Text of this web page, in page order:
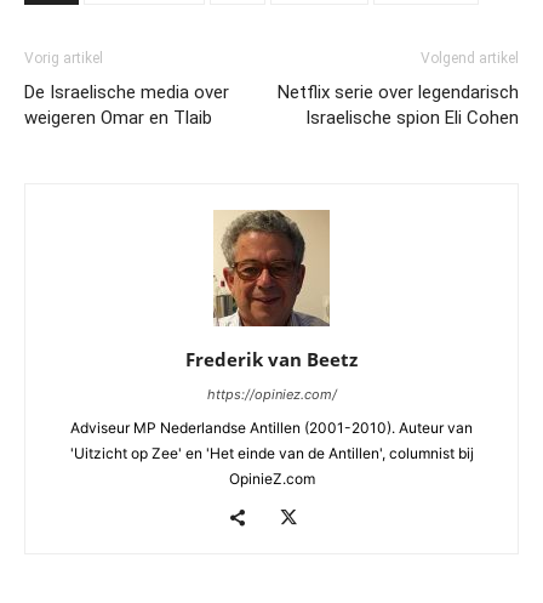
Vorig artikel
De Israelische media over
weigeren Omar en Tlaib
Volgend artikel
Netflix serie over legendarisch
Israelische spion Eli Cohen
Frederik van Beetz
https://opiniez.com/
Adviseur MP Nederlandse Antillen (2001-2010). Auteur van
'Uitzicht op Zee' en 'Het einde van de Antillen', columnist bij
OpinieZ.com